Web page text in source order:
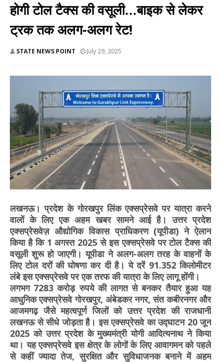
होगी टोल टैक्स की वसूली...बाइक से लेकर
ट्रक तक अलग-अलग रेट!
STATE NEWS POINT July 29, 2025
लखनऊ। प्रदेश के गोरखपुर लिंक एक्सप्रेसवे पर यात्रा करने
वालों के लिए एक अहम खबर सामने आई है। उत्तर प्रदेश
एक्सप्रेसवेज़ औद्योगिक विकास प्राधिकरण (यूपीडा) ने ऐलान
किया है कि 1 अगस्त 2025 से इस एक्सप्रेसवे पर टोल टैक्स की
वसूली शुरू हो जाएगी। यूपीडा ने अलग-अलग तरह के वाहनों के
लिए टोल दरों की घोषणा कर दी है। ये दरें 91.352 किलोमीटर
लंबे इस एक्सप्रेसवे पर एक तरफ की यात्रा के लिए लागू होंगी।
लगभग 7283 करोड़ रुपये की लागत से बनकर तैयार हुआ यह
आधुनिक एक्सप्रेसवे गोरखपुर, अंबेडकर नगर, संत कबीरनगर और
आजमगढ़ जैसे महत्वपूर्ण जिलों को उत्तर प्रदेश की राजधानी
लखनऊ से सीधे जोड़ता है। इस एक्सप्रेसवे का उद्घाटन 20 जून
2025 को उत्तर प्रदेश के मुख्यमंत्री योगी आदित्यनाथ ने किया
था। यह एक्सप्रेसवे इस क्षेत्र के लोगों के लिए आवागमन को पहले
से कहीं ज्यादा तेज, सुरक्षित और सुविधाजनक बनाने में अहम